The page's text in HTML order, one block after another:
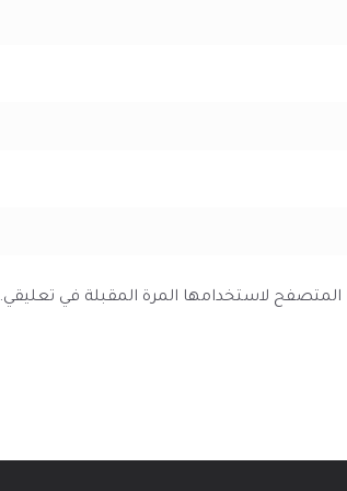
المتصفح لاستخدامها المرة المقبلة في تعليقي.